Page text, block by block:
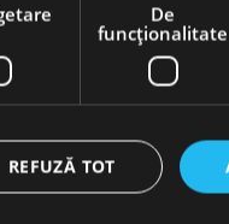
un strat protector de
și un finisaj estetic
De
funcţionalitate
REFUZĂ TOT